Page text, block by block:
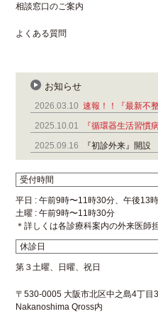
相談窓口のご案内
よくある質問
お知らせ
2026.03.10 速報！！『最新不
2025.10.01
『循環器生活習慣
2025.09.16
『初診外来』開設
受付時間
平日 : 午前9時〜11時30分、午後13
土曜 : 午前9時〜11時30分
＊詳しくは各診療科案内の外来医師
休診日
第３土曜、日曜、祝日
〒530-0005 大阪市北区中之島4丁目
Nakanoshima Qross内